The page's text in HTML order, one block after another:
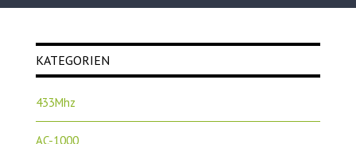
KATEGORIEN
433Mhz
AC-1000